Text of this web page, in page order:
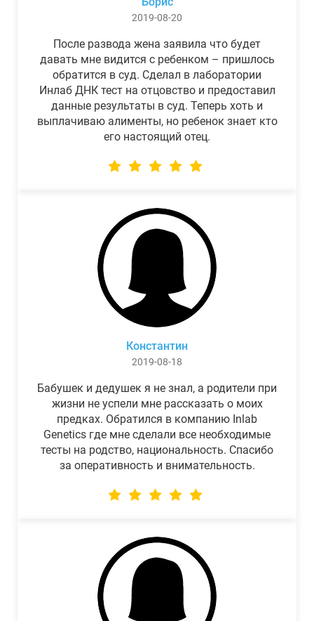
2019-08-20
После развода жена заявила что будет
давать мне видится с ребенком – пришлось
обратится в суд. Сделал в лаборатории
Инлаб ДНК тест на отцовство и предоставил
данные результаты в суд. Теперь хоть и
выплачиваю алименты, но ребенок знает кто
его настоящий отец.
Константин
2019-08-18
Бабушек и дедушек я не знал, а родители при
жизни не успели мне рассказать о моих
предках. Обратился в компанию Inlab
Genetics где мне сделали все необходимые
тесты на родство, национальность. Спасибо
за оперативность и внимательность.